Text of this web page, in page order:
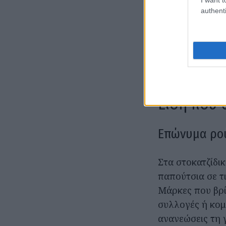
διάφορα άλλα
πουληθούν
δηλαδή
χαρά της
Είδη που
Επώνυμα
Στα
παπούτσια σε
Μάρκες που
συλλογές ή
ανανεώσεις τη